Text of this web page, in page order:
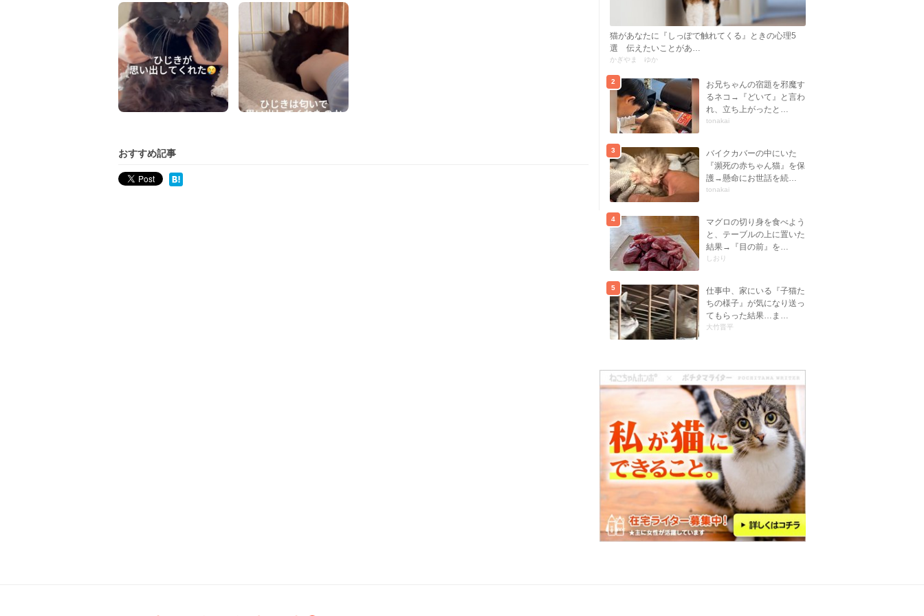
おすすめ記事
猫があなたに『しっぽで触れてくる』ときの心理5
選 伝えたいことがあ…
かぎやま ゆか
2
お兄ちゃんの宿題を邪魔す
るネコ→『どいて』と言わ
れ、立ち上がったと…
tonakai
3
バイクカバーの中にいた
『瀕死の赤ちゃん猫』を保
護→懸命にお世話を続…
tonakai
4
マグロの切り身を食べよう
と、テーブルの上に置いた
結果→『目の前』を…
しおり
5
仕事中、家にいる『子猫た
ちの様子』が気になり送っ
てもらった結果…ま…
大竹晋平